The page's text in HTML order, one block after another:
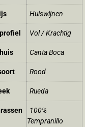
Huiswijnen
Vol / Krachtig
Canta Boca
Rood
Rueda
100%
Tempranillo